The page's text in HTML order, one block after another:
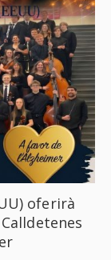
oferirà